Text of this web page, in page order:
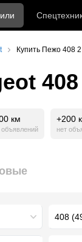
Купить Пежо 408
408
км
объявлений
+200
нет